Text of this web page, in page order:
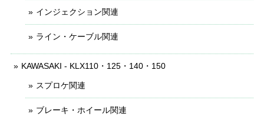
インジェクション関連
ライン・ケーブル関連
KAWASAKI - KLX110・125・140・150
スプロケ関連
ブレーキ・ホイール関連